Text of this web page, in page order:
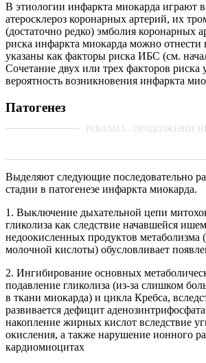
В этиологии инфаркта миокарда играют
атеросклероз коронарных артерий, их
(достаточно редко) эмболия коронарных
риска инфаркта миокарда можно отнести
указаны как факторы риска ИБС (см.
Сочетание двух или трех факторов риска
вероятность возникновения инфаркта
Патогенез
Выделяют следующие последовательно
стадии в патогенезе инфаркта миокарда.
1. Выключение дыхательной цепи
гликолиза как следствие начавшейся
недоокисленных продуктов метаболизма
молочной кислоты) обусловливает
2. Ингибирование основных
подавление гликолиза (из-за слишком
в ткани миокарда) и цикла Кребса,
развивается дефицит
накопление жирных кислот вследствие
окисления, а также нарушение ионного
кардиомиоцитах